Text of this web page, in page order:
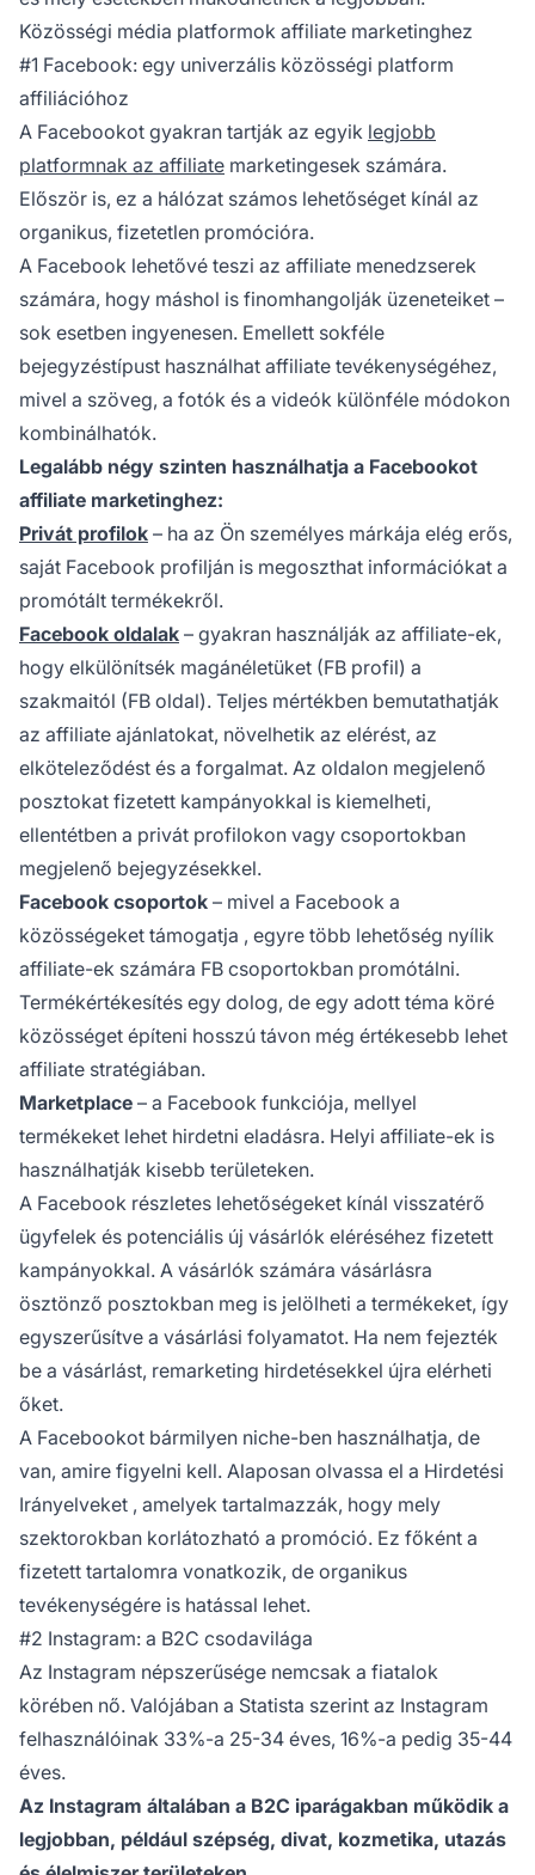
Közösségi média platformok affiliate marketinghez
#1 Facebook: egy univerzális közösségi platform
affiliációhoz
A Facebookot gyakran tartják az egyik legjobb
platformnak az affiliate marketingesek számára.
Először is, ez a hálózat számos lehetőséget kínál az
organikus, fizetetlen promócióra.
A Facebook lehetővé teszi az affiliate menedzserek
számára, hogy máshol is finomhangolják üzeneteiket –
sok esetben ingyenesen. Emellett sokféle
bejegyzéstípust használhat affiliate tevékenységéhez,
mivel a szöveg, a fotók és a videók különféle módokon
kombinálhatók.
Legalább négy szinten használhatja a Facebookot
affiliate marketinghez:
Privát profilok – ha az Ön személyes márkája elég erős,
saját Facebook profilján is megoszthat információkat a
promótált termékekről.
Facebook oldalak – gyakran használják az affiliate-ek,
hogy elkülönítsék magánéletüket (FB profil) a
szakmaitól (FB oldal). Teljes mértékben bemutathatják
az affiliate ajánlatokat, növelhetik az elérést, az
elköteleződést és a forgalmat. Az oldalon megjelenő
posztokat fizetett kampányokkal is kiemelheti,
ellentétben a privát profilokon vagy csoportokban
megjelenő bejegyzésekkel.
Facebook csoportok – mivel a Facebook a
közösségeket támogatja , egyre több lehetőség nyílik
affiliate-ek számára FB csoportokban promótálni.
Termékértékesítés egy dolog, de egy adott téma köré
közösséget építeni hosszú távon még értékesebb lehet
affiliate stratégiában.
Marketplace – a Facebook funkciója, mellyel
termékeket lehet hirdetni eladásra. Helyi affiliate-ek is
használhatják kisebb területeken.
A Facebook részletes lehetőségeket kínál visszatérő
ügyfelek és potenciális új vásárlók eléréséhez fizetett
kampányokkal. A vásárlók számára vásárlásra
ösztönző posztokban meg is jelölheti a termékeket, így
egyszerűsítve a vásárlási folyamatot. Ha nem fejezték
be a vásárlást, remarketing hirdetésekkel újra elérheti
őket.
A Facebookot bármilyen niche-ben használhatja, de
van, amire figyelni kell. Alaposan olvassa el a Hirdetési
Irányelveket , amelyek tartalmazzák, hogy mely
szektorokban korlátozható a promóció. Ez főként a
fizetett tartalomra vonatkozik, de organikus
tevékenységére is hatással lehet.
#2 Instagram: a B2C csodavilága
Az Instagram népszerűsége nemcsak a fiatalok
körében nő. Valójában a Statista szerint az Instagram
felhasználóinak 33%-a 25-34 éves, 16%-a pedig 35-44
éves.
Az Instagram általában a B2C iparágakban működik a
legjobban, például szépség, divat, kozmetika, utazás